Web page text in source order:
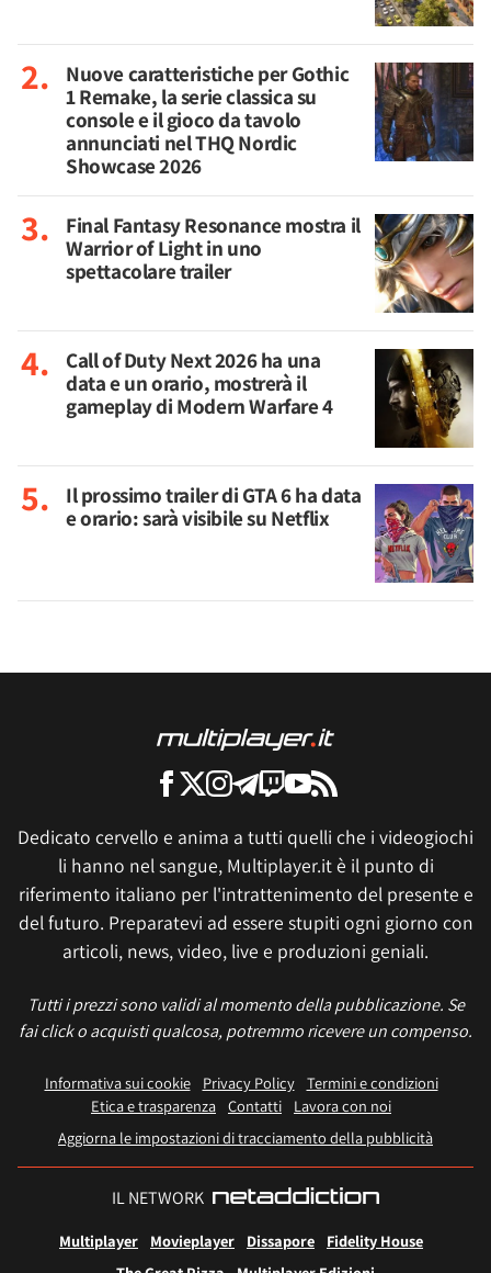
Nuove caratteristiche per Gothic
1 Remake, la serie classica su
console e il gioco da tavolo
annunciati nel THQ Nordic
Showcase 2026
Final Fantasy Resonance mostra il
Warrior of Light in uno
spettacolare trailer
Call of Duty Next 2026 ha una
data e un orario, mostrerà il
gameplay di Modern Warfare 4
Il prossimo trailer di GTA 6 ha data
e orario: sarà visibile su Netflix
Dedicato cervello e anima a tutti quelli che i videogiochi
li hanno nel sangue, Multiplayer.it è il punto di
riferimento italiano per l'intrattenimento del presente e
del futuro. Preparatevi ad essere stupiti ogni giorno con
articoli, news, video, live e produzioni geniali.
Tutti i prezzi sono validi al momento della pubblicazione. Se
fai click o acquisti qualcosa, potremmo ricevere un compenso.
Informativa sui cookie Privacy Policy
Termini e condizioni
Etica e trasparenza Contatti
Lavora con noi
Aggiorna le impostazioni di tracciamento della pubblicità
IL NETWORK
Multiplayer Movieplayer Dissapore
Fidelity House